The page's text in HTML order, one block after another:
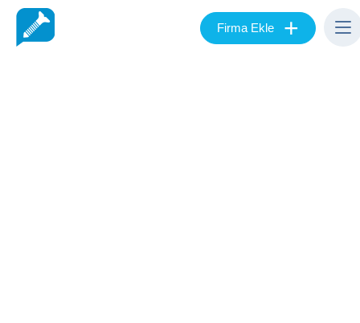
Firma Ekle +